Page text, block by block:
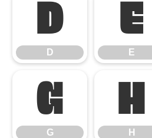
D
D
E
E
G
G
H
H